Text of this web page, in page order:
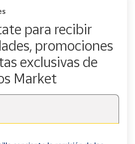
para recibir
promociones
exclusivas de
Market